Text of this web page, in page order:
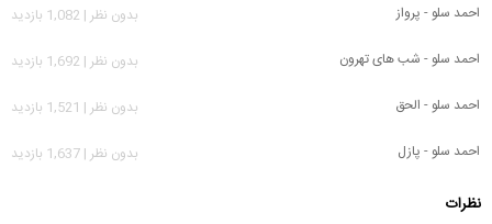
احمد سلو - پرواز
بدون نظر | 1,082 بازدید
احمد سلو - شب های تهرون
بدون نظر | 1,692 بازدید
احمد سلو - الحق
بدون نظر | 1,521 بازدید
احمد سلو - پازل
بدون نظر | 1,637 بازدید
نظرات